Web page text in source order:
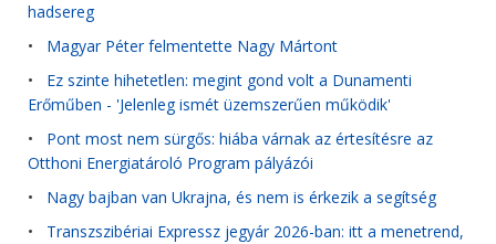
hadsereg
• Magyar Péter felmentette Nagy Mártont
• Ez szinte hihetetlen: megint gond volt a Dunamenti
Erőműben - 'Jelenleg ismét üzemszerűen működik'
• Pont most nem sürgős: hiába várnak az értesítésre az
Otthoni Energiatároló Program pályázói
• Nagy bajban van Ukrajna, és nem is érkezik a segítség
• Transzszibériai Expressz jegyár 2026-ban: itt a menetrend,